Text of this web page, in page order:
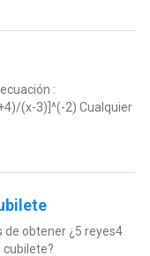
:
(x-3)]^(-2) Cualquier
de obtener ¿5 reyes4
cubilete?